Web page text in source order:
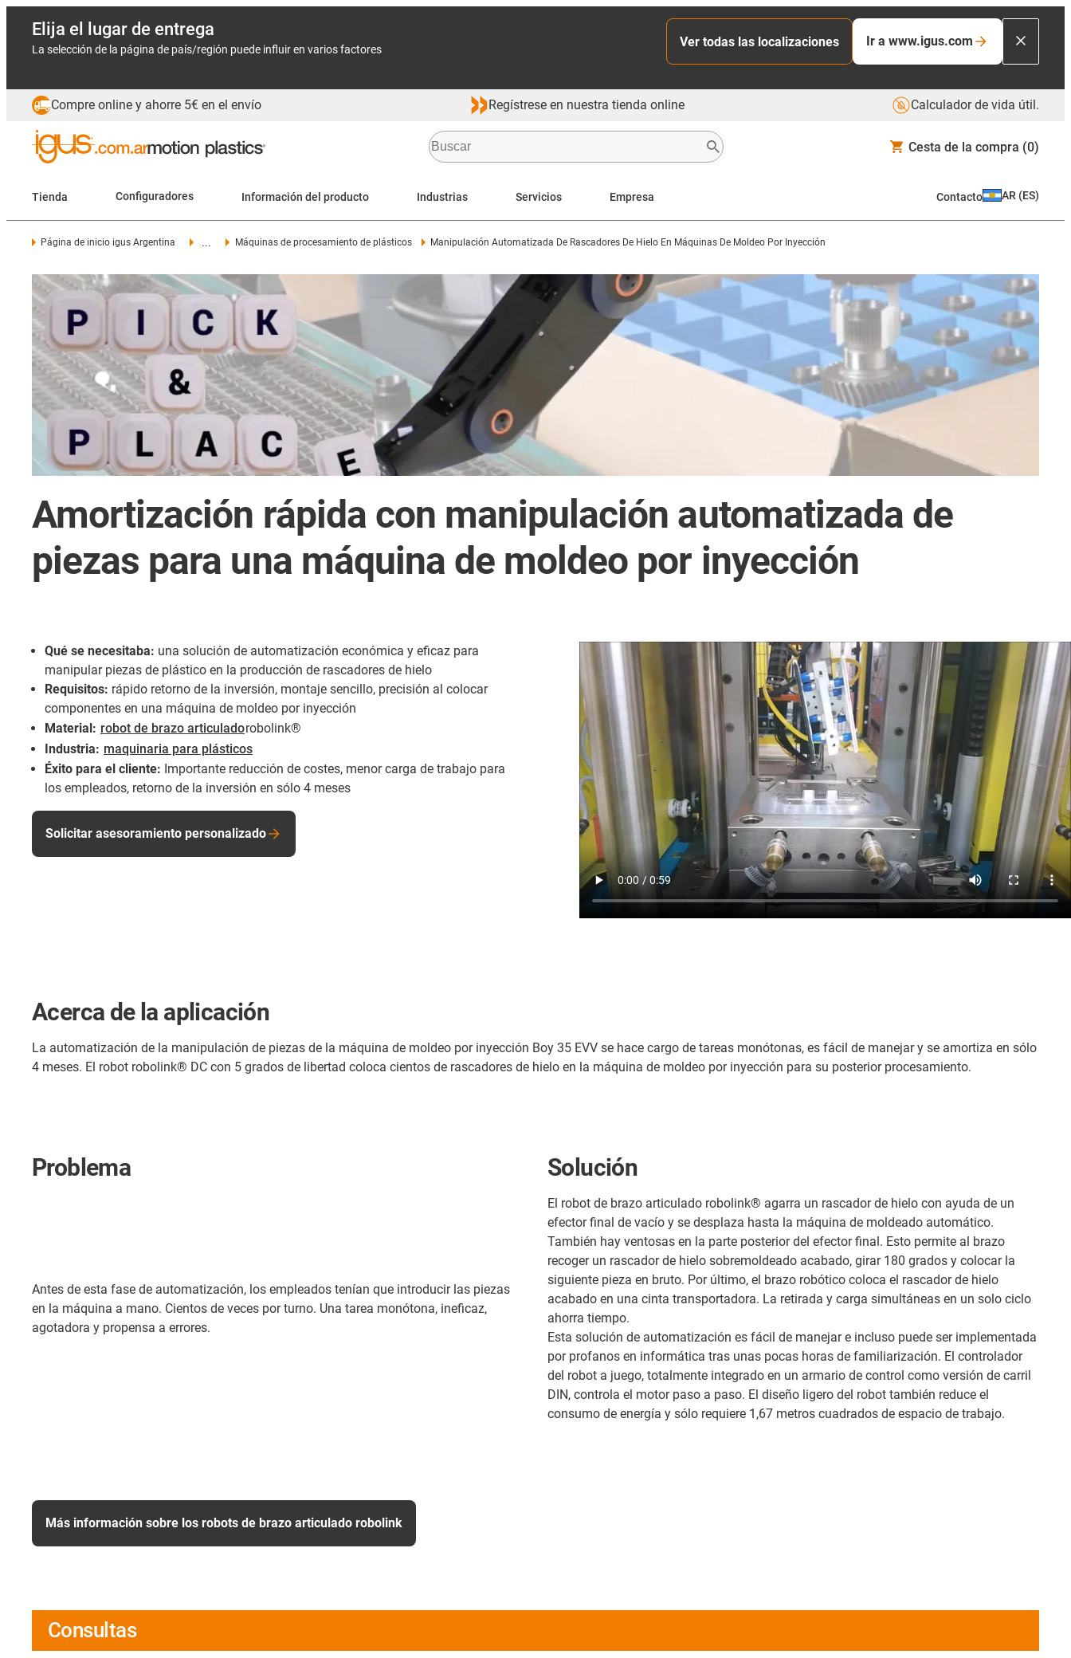
Elija el lugar de entrega
La selección de la página de país/región puede influir en varios factores
Ver todas las localizaciones Ir a www.igus.com
Compre online y ahorre 5€ en el envío Regístrese en nuestra tienda online Calculador de vida útil.
Cesta de la compra (0)
Tienda Configuradores Información del producto Industrias Servicios Empresa Contacto AR (ES)
Página de inicio igus Argentina Máquinas de procesamiento de plásticos Manipulación Automatizada De Rascadores De Hielo En Máquinas De Moldeo Por Inyección
Amortización rápida con manipulación automatizada de
piezas para una máquina de moldeo por inyección
Qué se necesitaba: una solución de automatización económica y eficaz para
manipular piezas de plástico en la producción de rascadores de hielo
Requisitos: rápido retorno de la inversión, montaje sencillo, precisión al colocar
componentes en una máquina de moldeo por inyección
Material: robot de brazo articuladorobolink®
Industria: maquinaria para plásticos
Éxito para el cliente: Importante reducción de costes, menor carga de trabajo para
los empleados, retorno de la inversión en sólo 4 meses
Solicitar asesoramiento personalizado
Acerca de la aplicación
La automatización de la manipulación de piezas de la máquina de moldeo por inyección Boy 35 EVV se hace cargo de tareas monótonas, es fácil de manejar y se amortiza en sólo
4 meses. El robot robolink® DC con 5 grados de libertad coloca cientos de rascadores de hielo en la máquina de moldeo por inyección para su posterior procesamiento.
Problema
Antes de esta fase de automatización, los empleados tenían que introducir las piezas
en la máquina a mano. Cientos de veces por turno. Una tarea monótona, ineficaz,
agotadora y propensa a errores.
Solución
El robot de brazo articulado robolink® agarra un rascador de hielo con ayuda de un
efector final de vacío y se desplaza hasta la máquina de moldeado automático.
También hay ventosas en la parte posterior del efector final. Esto permite al brazo
recoger un rascador de hielo sobremoldeado acabado, girar 180 grados y colocar la
siguiente pieza en bruto. Por último, el brazo robótico coloca el rascador de hielo
acabado en una cinta transportadora. La retirada y carga simultáneas en un solo ciclo
ahorra tiempo.
Esta solución de automatización es fácil de manejar e incluso puede ser implementada
por profanos en informática tras unas pocas horas de familiarización. El controlador
del robot a juego, totalmente integrado en un armario de control como versión de carril
DIN, controla el motor paso a paso. El diseño ligero del robot también reduce el
consumo de energía y sólo requiere 1,67 metros cuadrados de espacio de trabajo.
Más información sobre los robots de brazo articulado robolink
Consultas